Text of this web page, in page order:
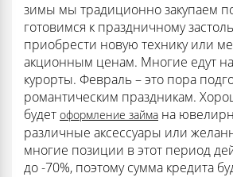
зимы мы традиционно закупаем
готовимся к праздничному
приобрести новую технику или
акционным ценам. Многие едут
курорты. Февраль – это пора
романтическим праздникам.
будет оформление займа на
различные аксессуары или
многие позиции в этот период
до -70%, поэтому сумма кредита